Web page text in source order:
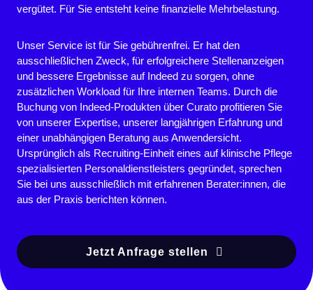
vergütet. Für Sie entsteht keine finanzielle Mehrbelastung.
Unser Service ist für Sie gebührenfrei. Er hat den
ausschließlichen Zweck, für erfolgreichere Stellenanzeigen
und bessere Ergebnisse auf Indeed zu sorgen, ohne
zusätzlichen Workload für Ihre internen Teams. Durch die
Buchung von Indeed-Produkten über Curato profitieren Sie
von unserer Expertise, unserer langjährigen Erfahrung und
einer unabhängigen Beratung aus Anwendersicht.
Ursprünglich als Recruiting-Einheit eines auf klinische Pflege
spezialisierten Personaldienstleisters gegründet, sprechen
Sie bei uns ausschließlich mit erfahrenen Berater:innen, die
aus der Praxis berichten können.
Jetzt Anfrage stellen